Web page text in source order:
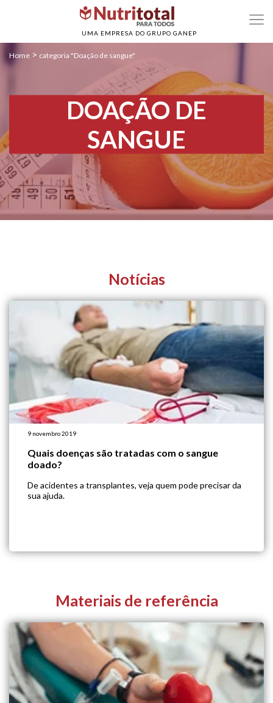
UMA EMPRESA DO GRUPO GANEP
Home > categoria "Doação de sangue"
DOAÇÃO DE
SANGUE
Notícias
9 novembro 2019
Quais doenças são tratadas com o sangue
doado?
De acidentes a transplantes, veja quem pode precisar da
sua ajuda.
Materiais de referência